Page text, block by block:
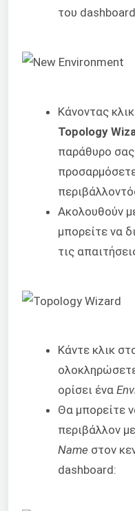
του
Κάνοντας
Topology
παράθυρο σας
Ακολουθούν
μπορείτε να
τις
Κάντε κλικ
ορίσει ένα
Θα μπορείτε
περιβάλλον
Name στον
dashboard: